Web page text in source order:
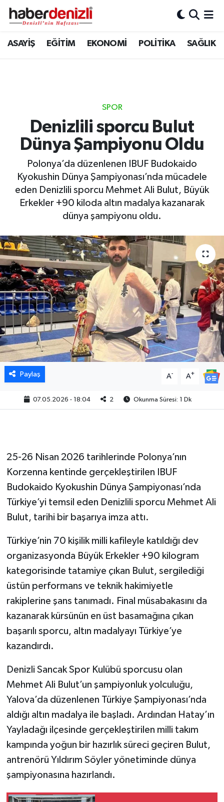
ASAYİŞ EĞİTİM EKONOMİ POLİTİKA SAĞLIK
SPOR
Denizlili sporcu Bulut
Dünya Şampiyonu Oldu
Polonya’da düzenlenen IBUF Budokaido
Kyokushin Dünya Şampiyonası’nda mücadele
eden Denizlili sporcu Mehmet Ali Bulut, Büyük
Erkekler +90 kiloda altın madalya kazanarak
dünya şampiyonu oldu.
Paylaş A- A+
07.05.2026 - 18:04 2 Okunma Süresi: 1 Dk
25-26 Nisan 2026 tarihlerinde Polonya’nın
Korzenna kentinde gerçekleştirilen IBUF
Budokaido Kyokushin Dünya Şampiyonası’nda
Türkiye’yi temsil eden Denizlili sporcu Mehmet Ali
Bulut, tarihi bir başarıya imza attı.
Türkiye’nin 70 kişilik milli kafileyle katıldığı dev
organizasyonda Büyük Erkekler +90 kilogram
kategorisinde tatamiye çıkan Bulut, sergilediği
üstün performans ve teknik hakimiyetle
rakiplerine şans tanımadı. Final müsabakasını da
kazanarak kürsünün en üst basamağına çıkan
başarılı sporcu, altın madalyayı Türkiye’ye
kazandırdı.
Denizli Sancak Spor Kulübü sporcusu olan
Mehmet Ali Bulut’un şampiyonluk yolculuğu,
Yalova’da düzenlenen Türkiye Şampiyonası’nda
aldığı altın madalya ile başladı. Ardından Hatay’ın
Yayladağı ilçesinde gerçekleştirilen milli takım
kampında yoğun bir hazırlık süreci geçiren Bulut,
antrenörü Yıldırım Söyler yönetiminde dünya
şampiyonasına hazırlandı.
Denizli Nöbetçi Eczaneler
Tüm Manşetler
Son Dakika Haberleri
Haber Arşivi